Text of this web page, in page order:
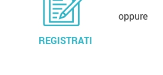
REGISTRATI
oppure